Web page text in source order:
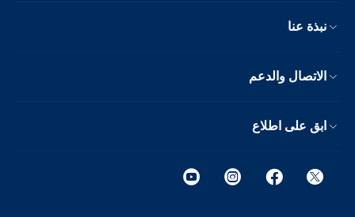
نبذة عنا
الاتصال والدعم
ابق على اطلاع